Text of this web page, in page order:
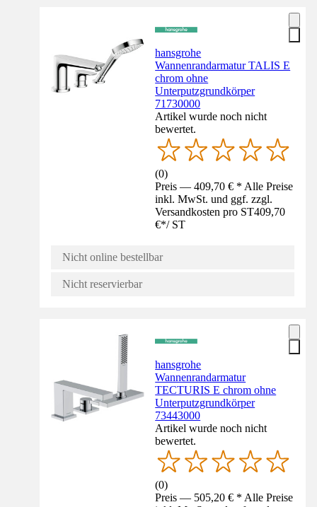
hansgrohe
Wannenrandarmatur TALIS E
chrom ohne
Unterputzgrundkörper
71730000
Artikel wurde noch nicht
bewertet.
(0)
Preis — 409,70 € * Alle Preise
inkl. MwSt. und ggf. zzgl.
Versandkosten pro ST409,70
€*/ ST
Nicht online bestellbar
Nicht reservierbar
hansgrohe
Wannenrandarmatur
TECTURIS E chrom ohne
Unterputzgrundkörper
73443000
Artikel wurde noch nicht
bewertet.
(0)
Preis — 505,20 € * Alle Preise